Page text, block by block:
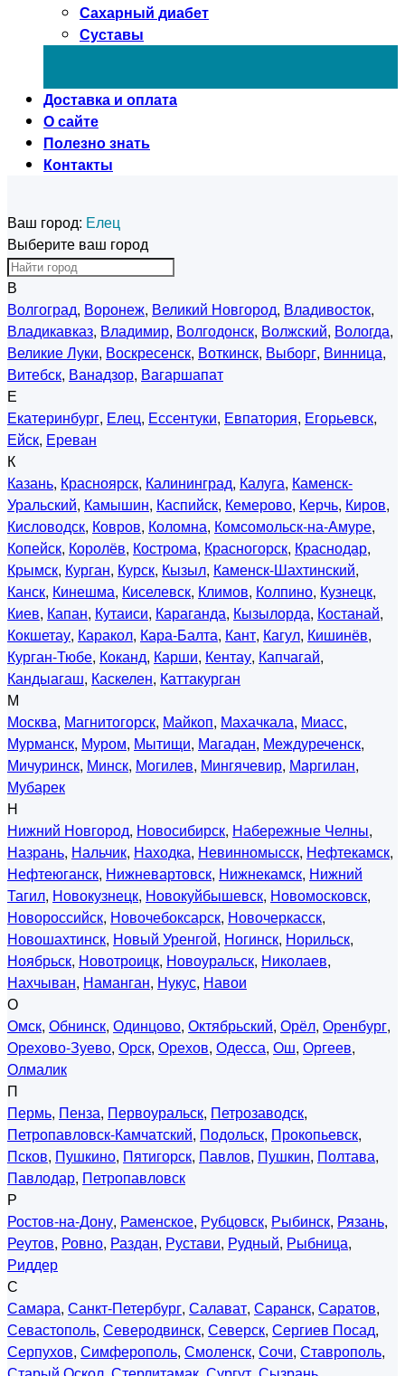
Сахарный диабет
Суставы
Доставка и оплата
О сайте
Полезно знать
Контакты
Ваш город: Елец
Выберите ваш город
В
Волгоград, Воронеж, Великий Новгород, Владивосток,
Владикавказ, Владимир, Волгодонск, Волжский, Вологда,
Великие Луки, Воскресенск, Воткинск, Выборг, Винница,
Витебск, Ванадзор, Вагаршапат
Е
Екатеринбург, Елец, Ессентуки, Евпатория, Егорьевск,
Ейск, Ереван
К
Казань, Красноярск, Калининград, Калуга, Каменск-
Уральский, Камышин, Каспийск, Кемерово, Керчь, Киров,
Кисловодск, Ковров, Коломна, Комсомольск-на-Амуре,
Копейск, Королёв, Кострома, Красногорск, Краснодар,
Крымск, Курган, Курск, Кызыл, Каменск-Шахтинский,
Канск, Кинешма, Киселевск, Климов, Колпино, Кузнецк,
Киев, Капан, Кутаиси, Караганда, Кызылорда, Костанай,
Кокшетау, Каракол, Кара-Балта, Кант, Кагул, Кишинёв,
Курган-Тюбе, Коканд, Карши, Кентау, Капчагай,
Кандыагаш, Каскелен, Каттакурган
М
Москва, Магнитогорск, Майкоп, Махачкала, Миасс,
Мурманск, Муром, Мытищи, Магадан, Междуреченск,
Мичуринск, Минск, Могилев, Мингячевир, Маргилан,
Мубарек
Н
Нижний Новгород, Новосибирск, Набережные Челны,
Назрань, Нальчик, Находка, Невинномысск, Нефтекамск,
Нефтеюганск, Нижневартовск, Нижнекамск, Нижний
Тагил, Новокузнецк, Новокуйбышевск, Новомосковск,
Новороссийск, Новочебоксарск, Новочеркасск,
Новошахтинск, Новый Уренгой, Ногинск, Норильск,
Ноябрьск, Новотроицк, Новоуральск, Николаев,
Нахчыван, Наманган, Нукус, Навои
О
Омск, Обнинск, Одинцово, Октябрьский, Орёл, Оренбург,
Орехово-Зуево, Орск, Орехов, Одесса, Ош, Оргеев,
Олмалик
П
Пермь, Пенза, Первоуральск, Петрозаводск,
Петропавловск-Камчатский, Подольск, Прокопьевск,
Псков, Пушкино, Пятигорск, Павлов, Пушкин, Полтава,
Павлодар, Петропавловск
Р
Ростов-на-Дону, Раменское, Рубцовск, Рыбинск, Рязань,
Реутов, Ровно, Раздан, Рустави, Рудный, Рыбница,
Риддер
С
Самара, Санкт-Петербург, Салават, Саранск, Саратов,
Севастополь, Северодвинск, Северск, Сергиев Посад,
Серпухов, Симферополь, Смоленск, Сочи, Ставрополь,